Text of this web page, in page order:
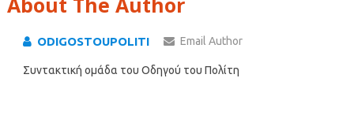
ODIGOSTOUPOLITI Email Author
Συντακτική ομάδα του Οδηγού του Πολίτη